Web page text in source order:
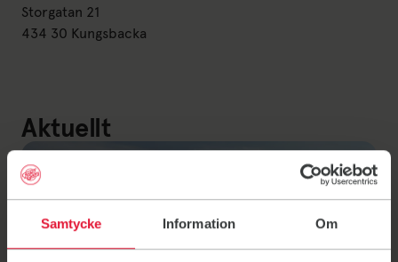
Samtycke Information Om
Storgatan 21
434 30 Kungsbacka
Aktuellt